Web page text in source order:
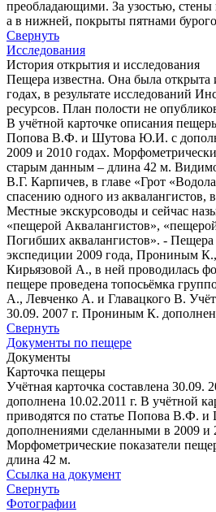
преобладающими. За узостью, стены
а в нижней, покрыты пятнами бурого
Свернуть
Исследования
История открытия и исследования
Пещера известна. Она была открыта
годах, в результате исследований
ресурсов. План полости не
В учётной карточке описания
Попова В.Ф. и Шутова Ю.И. с
2009 и 2010 годах.
старым данным – длина 42 м.
В.Г. Карпичев, в главе «Грот
спасению одного из аквалангистов,
Местные экскурсоводы и сейчас
«пещерой Аквалангистов»,
Погибших аквалангистов». - Пещера
экспедиции 2009 года, Прониным
Кирьязовой А., в ней проводилась
пещере проведена топосьёмка
А., Левченко А. и Главацкого В.
30.09. 2007 г. Прониным К.
Свернуть
Документы по пещере
Документы
Карточка пещеры
Учётная карточка составлена
дополнена 10.02.2011 г. В учётной
приводятся по статье Попова В.Ф.
дополнениями сделанными в 2009 и
Морфометрические показатели
длина 42 м.
Ссылка на документ
Свернуть
Фотографии